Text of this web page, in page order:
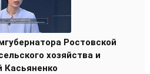
Ростовской
хозяйства и
Касьяненко